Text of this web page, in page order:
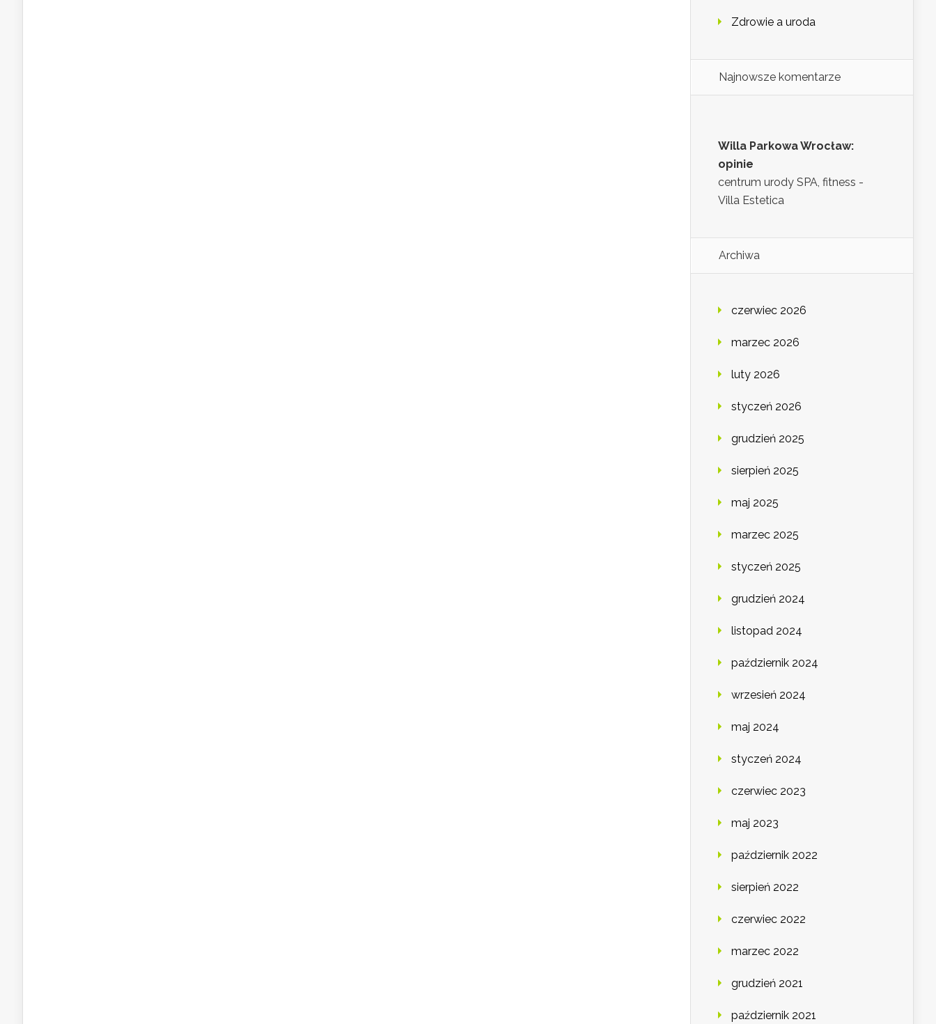
Zdrowie a uroda
Najnowsze komentarze
Willa Parkowa Wrocław:
opinie
centrum urody SPA, fitness -
Villa Estetica
Archiwa
czerwiec 2026
marzec 2026
luty 2026
styczeń 2026
grudzień 2025
sierpień 2025
maj 2025
marzec 2025
styczeń 2025
grudzień 2024
listopad 2024
październik 2024
wrzesień 2024
maj 2024
styczeń 2024
czerwiec 2023
maj 2023
październik 2022
sierpień 2022
czerwiec 2022
marzec 2022
grudzień 2021
październik 2021